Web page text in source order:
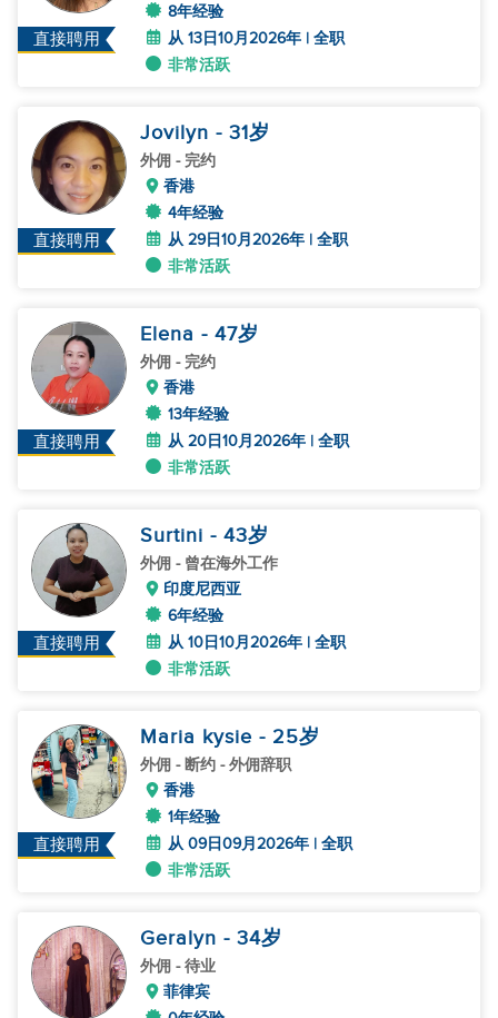
直接聘用
8年经验
从 13日10月2026年 | 全职
非常活跃
直接聘用
Jovilyn - 31岁
外佣 - 完约
香港
4年经验
从 29日10月2026年 | 全职
非常活跃
直接聘用
Elena - 47岁
外佣 - 完约
香港
13年经验
从 20日10月2026年 | 全职
非常活跃
直接聘用
Surtini - 43岁
外佣 - 曾在海外工作
印度尼西亚
6年经验
从 10日10月2026年 | 全职
非常活跃
直接聘用
Maria kysie - 25岁
外佣 - 断约 - 外佣辞职
香港
1年经验
从 09日09月2026年 | 全职
非常活跃
Geralyn - 34岁
外佣 - 待业
菲律宾